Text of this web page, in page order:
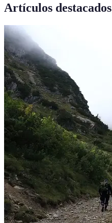
Artículos destacados